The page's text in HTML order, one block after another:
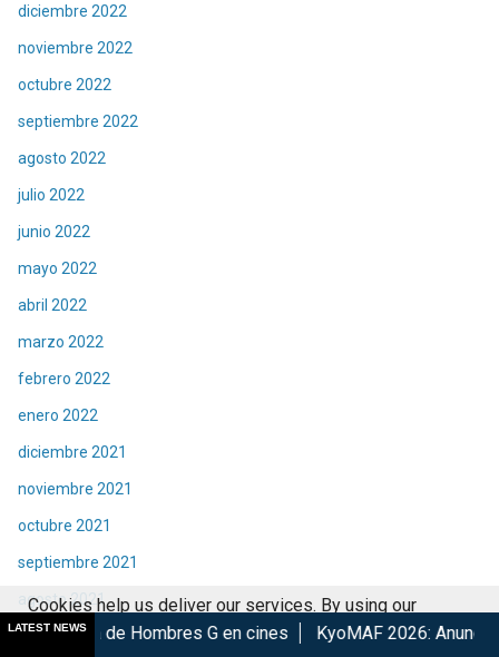
diciembre 2022
noviembre 2022
octubre 2022
septiembre 2022
agosto 2022
julio 2022
junio 2022
mayo 2022
abril 2022
marzo 2022
febrero 2022
enero 2022
diciembre 2021
noviembre 2021
octubre 2021
septiembre 2021
agosto 2021
julio 2021
LATEST NEWSG en cines KyoMAF 2026: Anuncian colaboraciones
Cookies help us deliver our services. By using our
services, you agree to our use of cookies.
Got it